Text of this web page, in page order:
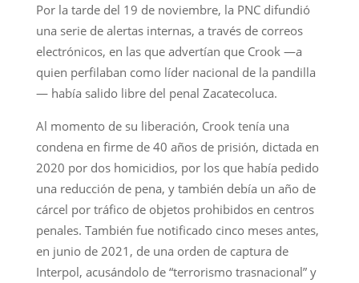
Por la tarde del 19 de noviembre, la PNC difundió
una serie de alertas internas, a través de correos
electrónicos, en las que advertían que Crook —a
quien perfilaban como líder nacional de la pandilla
— había salido libre del penal Zacatecoluca.
Al momento de su liberación, Crook tenía una
condena en firme de 40 años de prisión, dictada en
2020 por dos homicidios, por los que había pedido
una reducción de pena, y también debía un año de
cárcel por tráfico de objetos prohibidos en centros
penales. También fue notificado cinco meses antes,
en junio de 2021, de una orden de captura de
Interpol, acusándolo de “terrorismo trasnacional” y